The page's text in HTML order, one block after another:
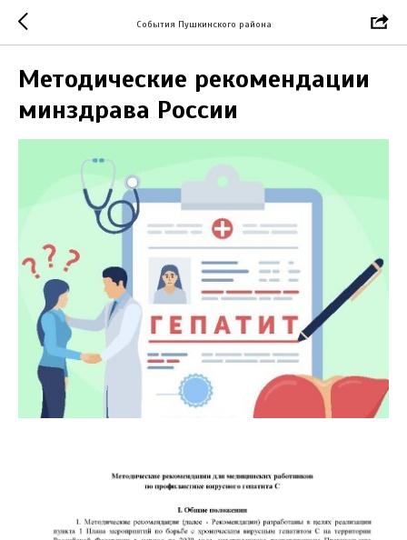
События Пушкинского района
Методические рекомендации
минздрава России